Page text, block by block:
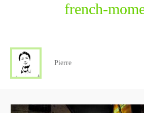
french-
Pierre